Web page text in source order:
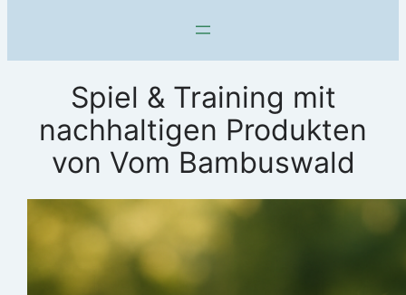
Spiel & Training mit
nachhaltigen Produkten
von Vom Bambuswald